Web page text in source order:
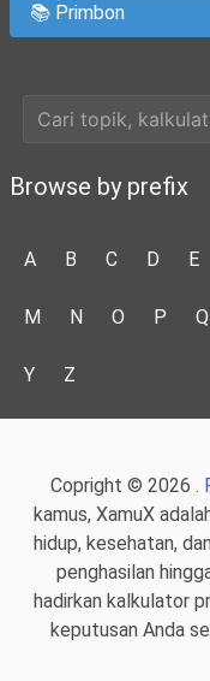
📚 Primbon
Browse by prefix
A B C D E
M N O P Q
Y Z
Copright © 2026 .
kamus, XamuX
hidup, kesehatan,
penghasilan
hadirkan kalkulator
keputusan Anda